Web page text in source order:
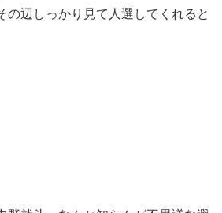
の辺しっかり見て人選してくれると